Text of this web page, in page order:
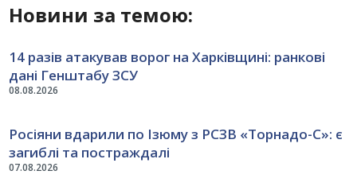
Новини за темою:
08.08.2026
14 разів атакував ворог на Харківщині: ранкові
дані Генштабу ЗСУ
07.08.2026
Росіяни вдарили по Ізюму з РСЗВ «Торнадо-С»: є
загиблі та постраждалі